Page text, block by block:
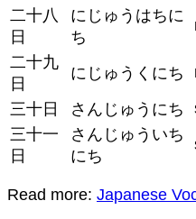
二十八
日
にじゅうはちに
ち
二十九
日
にじゅうくにち
三十日 さんじゅうにち
三十一
日
さんじゅういち
にち
Read more: Japanese